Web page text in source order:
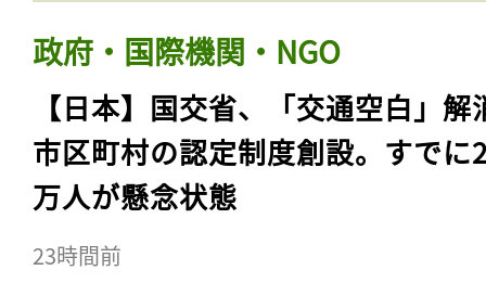
政府・国際機関・NGO
【日本】国交省、「交通空白」解
市区町村の認定制度創設。すでに
万人が懸念状態
23時間前